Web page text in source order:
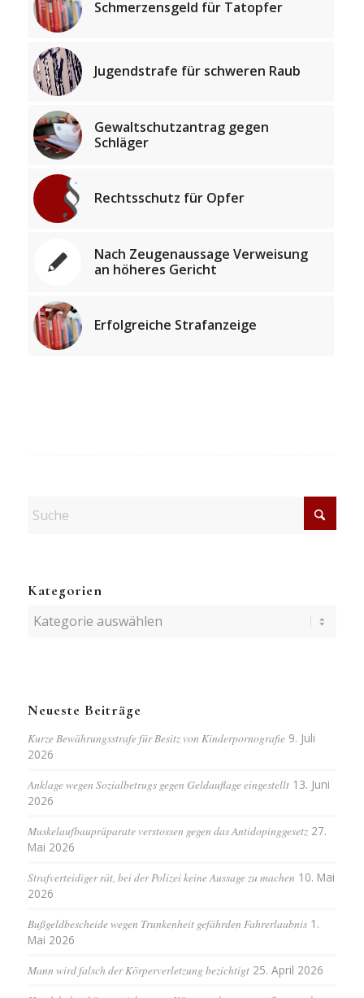
Schmerzensgeld für Tatopfer
Jugendstrafe für schweren Raub
Gewaltschutzantrag gegen
Schläger
Rechtsschutz für Opfer
Nach Zeugenaussage Verweisung
an höheres Gericht
Erfolgreiche Strafanzeige
Kategorien
Kategorien
Neueste Beiträge
Kurze Bewährungsstrafe für Besitz von Kinderpornografie 9. Juli
2026
Anklage wegen Sozialbetrugs gegen Geldauflage eingestellt 13. Juni
2026
Muskelaufbaupräparate verstossen gegen das Antidopinggesetz 27.
Mai 2026
Strafverteidiger rät, bei der Polizei keine Aussage zu machen 10. Mai
2026
Bußgeldbescheide wegen Trunkenheit gefährden Fahrerlaubnis 1.
Mai 2026
Mann wird falsch der Körperverletzung bezichtigt 25. April 2026